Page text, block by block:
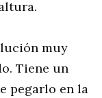
muy
Tiene un
pegarlo en la